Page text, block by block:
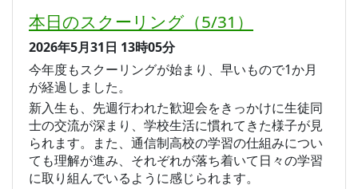
本日のスクーリング（5/31）
2026年5月31日 13時05分
今年度もスクーリングが始まり、早いもので1か月
が経過しました。
新入生も、先週行われた歓迎会をきっかけに生徒同
士の交流が深まり、学校生活に慣れてきた様子が見
られます。また、通信制高校の学習の仕組みについ
ても理解が進み、それぞれが落ち着いて日々の学習
に取り組んでいるように感じられます。